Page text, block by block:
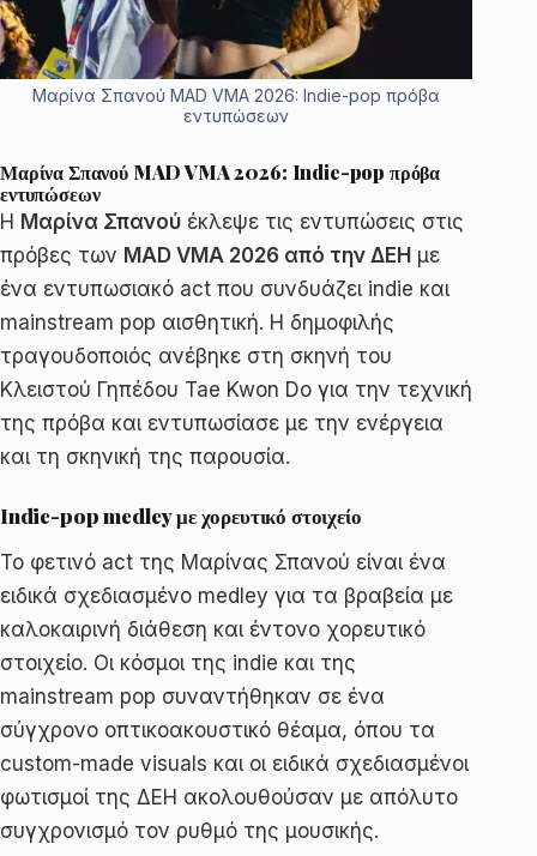
Μαρίνα Σπανού MAD VMA 2026: Indie-pop πρόβα
εντυπώσεων
Μαρίνα Σπανού MAD VMA 2026: Indie-pop πρόβα
εντυπώσεων
Η Μαρίνα Σπανού έκλεψε τις εντυπώσεις στις
πρόβες των MAD VMA 2026 από την ΔΕΗ με
ένα εντυπωσιακό act που συνδυάζει indie και
mainstream pop αισθητική. Η δημοφιλής
τραγουδοποιός ανέβηκε στη σκηνή του
Κλειστού Γηπέδου Tae Kwon Do για την τεχνική
της πρόβα και εντυπωσίασε με την ενέργεια
και τη σκηνική της παρουσία.
Indie-pop medley με χορευτικό στοιχείο
Το φετινό act της Μαρίνας Σπανού είναι ένα
ειδικά σχεδιασμένο medley για τα βραβεία με
καλοκαιρινή διάθεση και έντονο χορευτικό
στοιχείο. Οι κόσμοι της indie και της
mainstream pop συναντήθηκαν σε ένα
σύγχρονο οπτικοακουστικό θέαμα, όπου τα
custom-made visuals και οι ειδικά σχεδιασμένοι
φωτισμοί της ΔΕΗ ακολουθούσαν με απόλυτο
συγχρονισμό τον ρυθμό της μουσικής.